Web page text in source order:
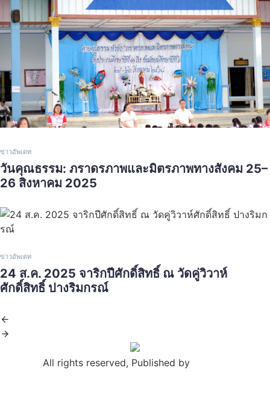
ข่าวอัพเดท
วันคุณธรรม: ภราดรภาพและมิตรภาพทางสังคม 25–
26 สิงหาคม 2025
ข่าวอัพเดท
24 ส.ค. 2025 จาริกปีศักดิ์สิทธิ์ ณ วัดคู่วิวาห์
ศักดิ์สิทธิ์ ปางริมกรณ์
All rights reserved, Published by